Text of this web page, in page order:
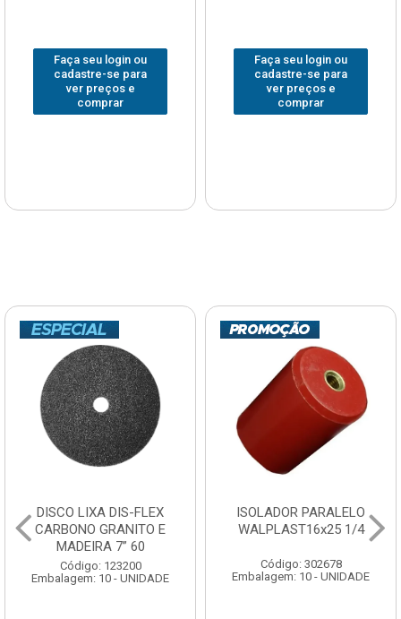
Faça seu login ou
cadastre-se para
ver preços e
comprar
Faça seu login ou
cadastre-se para
ver preços e
comprar
DISCO LIXA DIS-FLEX
CARBONO GRANITO E
MADEIRA 7” 60
Código: 123200
Embalagem: 10 - UNIDADE
ISOLADOR PARALELO
WALPLAST16x25 1/4
Código: 302678
Embalagem: 10 - UNIDADE